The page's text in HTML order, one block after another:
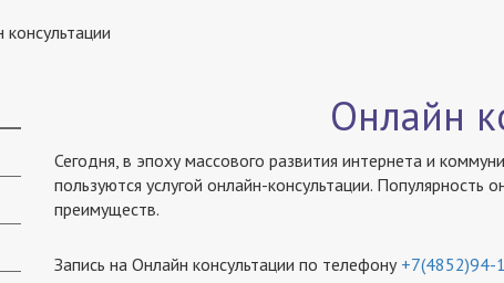
консультации
Онлайн
Сегодня, в эпоху массового развития интернета и
пользуются услугой онлайн-консультации.
преимуществ.
Запись на Онлайн консультации по телефону +7(4852)94-